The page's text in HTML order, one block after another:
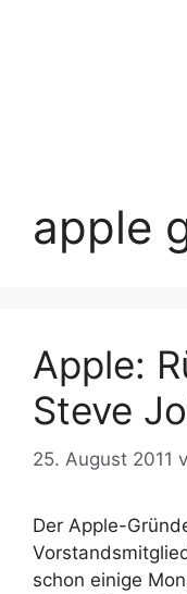
apple
Apple:
Steve
25. August 2011
Der Apple-
schon einige